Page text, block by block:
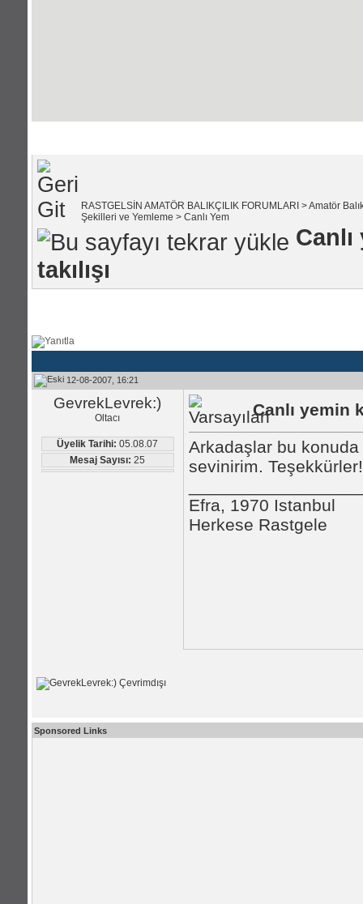
RASTGELSİN AMATÖR BALIKÇILIK FORUMLARI >Amatör
Şekilleri ve Yemleme > Canlı Yem
takılışı
12-08-2007, 16:21
GevrekLevrek:)
Oltacı
Üyelik Tarihi: 05.08.07
Mesaj Sayısı: 25
Canlı yemin
Arkadaşlar bu
sevinirim. Teşekkürler!
Efra, 1970 Istanbul
Herkese Rastgele
Sponsored Links